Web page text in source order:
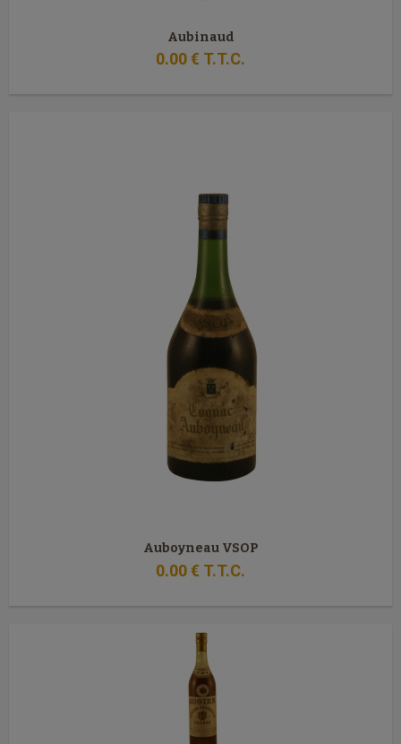
Aubinaud
0.00€ T.T.C.
Auboyneau VSOP
0.00€ T.T.C.